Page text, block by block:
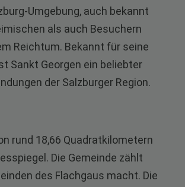
Umgebung, auch bekannt
als auch Besuchern
Reichtum. Bekannt für seine
Sankt Georgen ein beliebter
der Salzburger Region.
rund 18,66 Quadratkilometern
Die Gemeinde zählt
des Flachgaus macht. Die